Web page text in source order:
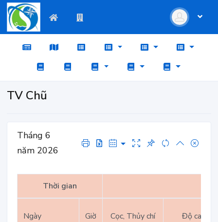
TV Chũ
Tháng 6
năm 2026
Thời gian
Ngày Giờ Cọc, Thủy chí Độ cao